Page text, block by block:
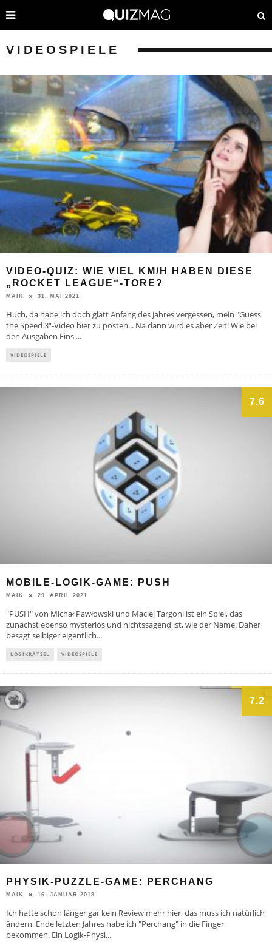
VIDEOSPIELE
VIDEO-QUIZ: WIE VIEL KM/H HABEN DIESE
„ROCKET LEAGUE“-TORE?
MAIK 31. MAI 2021
Huch, da habe ich doch glatt Anfang des Jahres vergessen, mein "Guess
the Speed 3“-Video hier zu posten... Na dann wird es aber Zeit! Wie bei
den Ausgaben Eins ...
VIDEOSPIELE
7.6
MOBILE-LOGIK-GAME: PUSH
MAIK 29. APRIL 2021
"PUSH" von Michał Pawłowski und Maciej Targoni ist ein Spiel, das
zunächst ebenso mysteriös und nichtssagend ist, wie der Name. Daher
besagt selbiger eigentlich...
LOGIKRÄTSEL VIDEOSPIELE
7.2
PHYSIK-PUZZLE-GAME: PERCHANG
MAIK 16. JANUAR 2018
Ich hatte schon länger gar kein Review mehr hier, das muss ich natürlich
ändern. Ende letzten Jahres habe ich "Perchang" in die Finger
bekommen. Ein Logik-Physi...